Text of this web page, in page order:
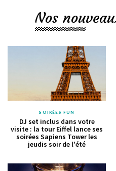
Nos
SOIRÉES FUN
DJ set inclus dans votre
visite : la tour Eiffel lance ses
soirées Sapiens Tower les
jeudis soir de l'été